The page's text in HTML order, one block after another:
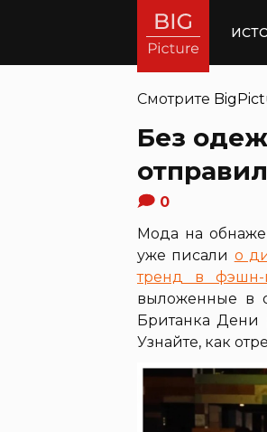
Смотрите
Без
0
Мода на
уже писали о
тренд в
выложенные в
Британка Дени
Узнайте, как